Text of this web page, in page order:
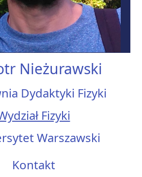
Nieżurawski
Dydaktyki Fizyki
Fizyki
Warszawski
Kontakt